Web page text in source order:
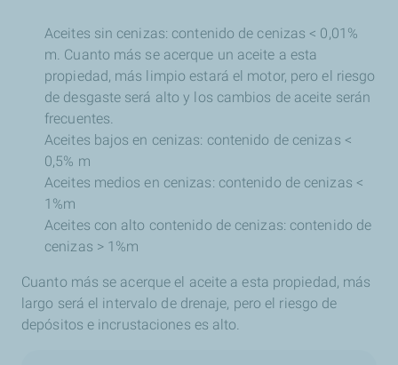
Aceites sin cenizas: contenido de cenizas < 0,01%
m. Cuanto más se acerque un aceite a esta
propiedad, más limpio estará el motor, pero el riesgo
de desgaste será alto y los cambios de aceite serán
frecuentes.
Aceites bajos en cenizas: contenido de cenizas <
0,5% m
Aceites medios en cenizas: contenido de cenizas <
1%m
Aceites con alto contenido de cenizas: contenido de
cenizas > 1%m
Cuanto más se acerque el aceite a esta propiedad, más
largo será el intervalo de drenaje, pero el riesgo de
depósitos e incrustaciones es alto.